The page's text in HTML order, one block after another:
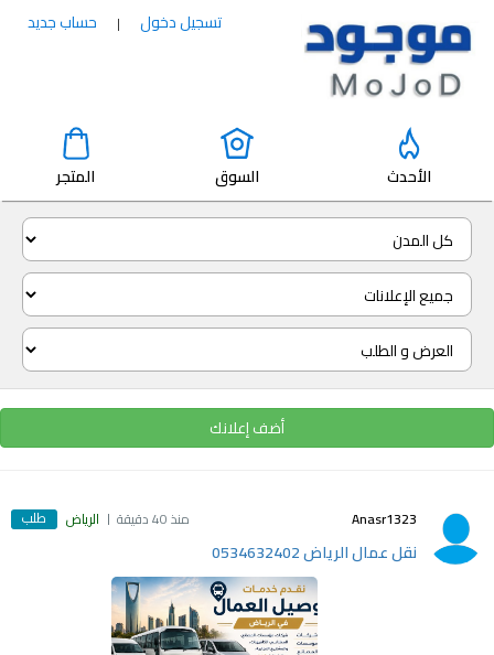
تسجيل دخول | حساب جديد
الأحدث السوق المتجر
أضف إعلانك
Anasr1323 منذ 40 دقيقة الرياض طلب
نقل عمال الرياض 0534632402